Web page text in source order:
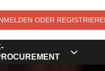
ODER